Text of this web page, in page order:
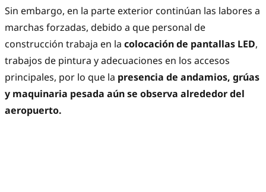
Sin embargo, en la parte exterior continúan las labores a
marchas forzadas, debido a que personal de
construcción trabaja en la colocación de pantallas LED,
trabajos de pintura y adecuaciones en los accesos
principales, por lo que la presencia de andamios, grúas
y maquinaria pesada aún se observa alrededor del
aeropuerto.